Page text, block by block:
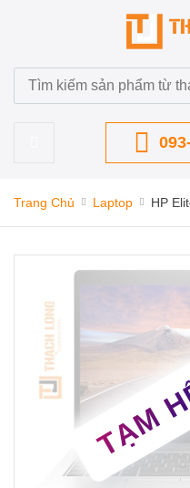
Trang Chủ Laptop HP
TẠM